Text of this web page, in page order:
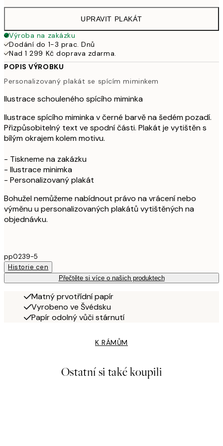
UPRAVIT PLAKÁT
Výroba na zakázku
Dodání do 1-3 prac. Dnů
Nad 1 299 Kč doprava zdarma.
POPIS VÝROBKU
Personalizovaný plakát se spícím miminkem
Ilustrace schouleného spícího miminka
Ilustrace spícího miminka v černé barvě na šedém pozadí.
Přizpůsobitelný text ve spodní části. Plakát je vytištěn s
bílým okrajem kolem motivu.
- Tiskneme na zakázku
- Ilustrace minimka
- Personalizovaný plakát
Bohužel nemůžeme nabídnout právo na vrácení nebo
výměnu u personalizovaných plakátů vytištěných na
objednávku.
pp0239-5
Historie cen
Přečtěte si více o našich produktech
Matný prvotřídní papír
Vyrobeno ve Švédsku
Papír odolný vůči stárnutí
K RÁMŮM
Ostatní si také koupili